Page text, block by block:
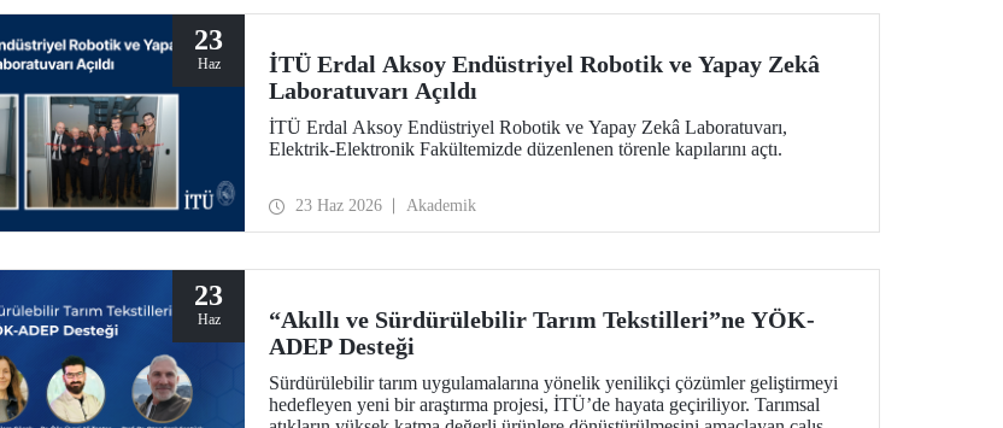
proje, TÜBİTAK 2515 – COST Aksiyon Üyeleri
desteklenmeye hak kazandı.
23
Haz
İTÜ Erdal Aksoy Endüstriyel Robotik ve Yapay Zekâ
Laboratuvarı Açıldı
İTÜ Erdal Aksoy Endüstriyel Robotik ve Yapay Zekâ Laboratuvarı,
Elektrik-Elektronik Fakültemizde düzenlenen törenle kapılarını açtı.
23 Haz 2026 Akademik
23
Haz
“Akıllı ve Sürdürülebilir Tarım Tekstilleri”ne YÖK-
ADEP Desteği
Sürdürülebilir tarım uygulamalarına yönelik yenilikçi çözümler geliştirmeyi
hedefleyen yeni bir araştırma projesi, İTÜ’de hayata geçiriliyor. Tarımsal